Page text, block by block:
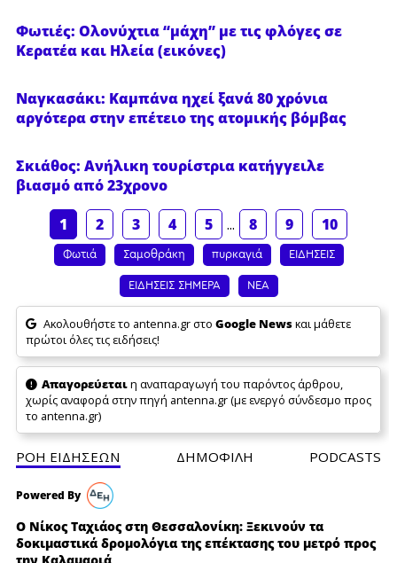
Φωτιές: Ολονύχτια “μάχη” με τις φλόγες σε
Κερατέα και Ηλεία (εικόνες)
Ναγκασάκι: Καμπάνα ηχεί ξανά 80 χρόνια
αργότερα στην επέτειο της ατομικής βόμβας
Σκιάθος: Ανήλικη τουρίστρια κατήγγειλε
βιασμό από 23χρονο
1
2 3 4 5 ... 8 9 10
Φωτιά Σαμοθράκη πυρκαγιά ΕΙΔΗΣΕΙΣ
ΕΙΔΗΣΕΙΣ ΣΗΜΕΡΑ ΝΕΑ
Ακολουθήστε το antenna.gr στο Google Newsκαι μάθετε
πρώτοι όλες τις ειδήσεις!
Απαγορεύεταιη αναπαραγωγή του παρόντος άρθρου,
χωρίς αναφορά στην πηγή antenna.gr (με ενεργό σύνδεσμο προς
το antenna.gr)
ΡΟΗ ΕΙΔΗΣΕΩΝ ΔΗΜΟΦΙΛH PODCASTS
Ο Νίκος Ταχιάος στη Θεσσαλονίκη: Ξεκινούν τα
δοκιμαστικά δρομολόγια της επέκτασης του μετρό προς
την Καλαμαριά